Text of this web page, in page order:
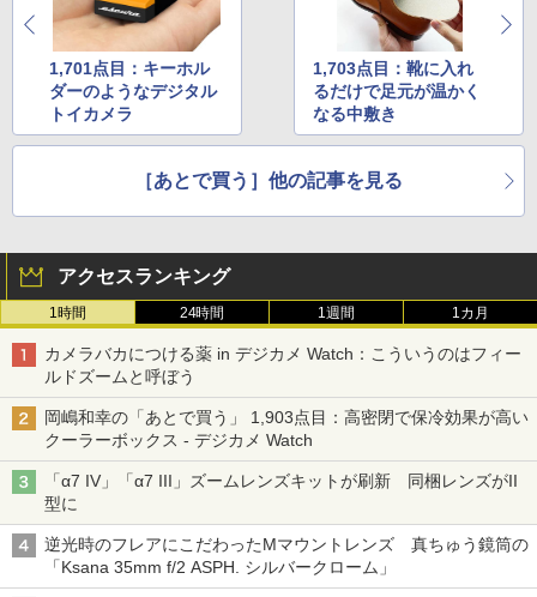
1,701点目：キーホル
ダーのようなデジタル
トイカメラ
1,703点目：靴に入れ
るだけで足元が温かく
なる中敷き
［あとで買う］他の記事を見る
アクセスランキング
1時間 24時間 1週間 1カ月
カメラバカにつける薬 in デジカメ Watch：こういうのはフィー
ルドズームと呼ぼう
岡嶋和幸の「あとで買う」 1,903点目：高密閉で保冷効果が高い
クーラーボックス - デジカメ Watch
「α7 IV」「α7 III」ズームレンズキットが刷新 同梱レンズがII
型に
逆光時のフレアにこだわったMマウントレンズ 真ちゅう鏡筒の
「Ksana 35mm f/2 ASPH. シルバークローム」